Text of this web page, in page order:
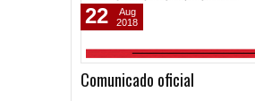
Comunicado oficial
22
Aug
2018